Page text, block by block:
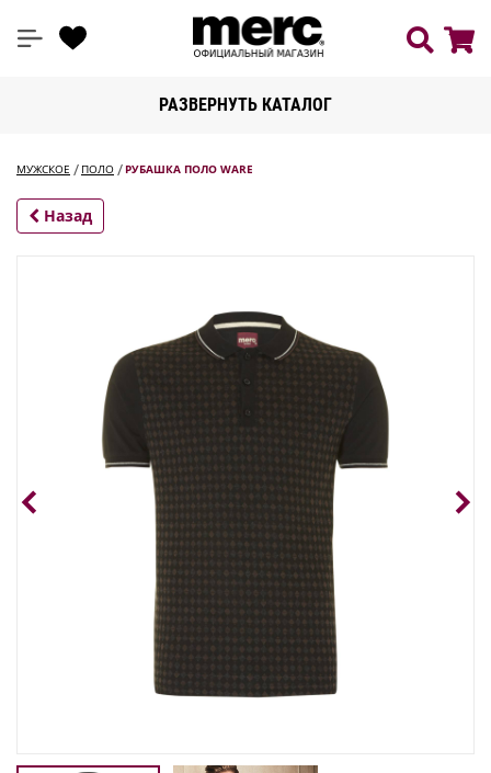
РАЗВЕРНУТЬ КАТАЛОГ
МУЖСКОЕ ПОЛО РУБАШКА ПОЛО WARE
Назад